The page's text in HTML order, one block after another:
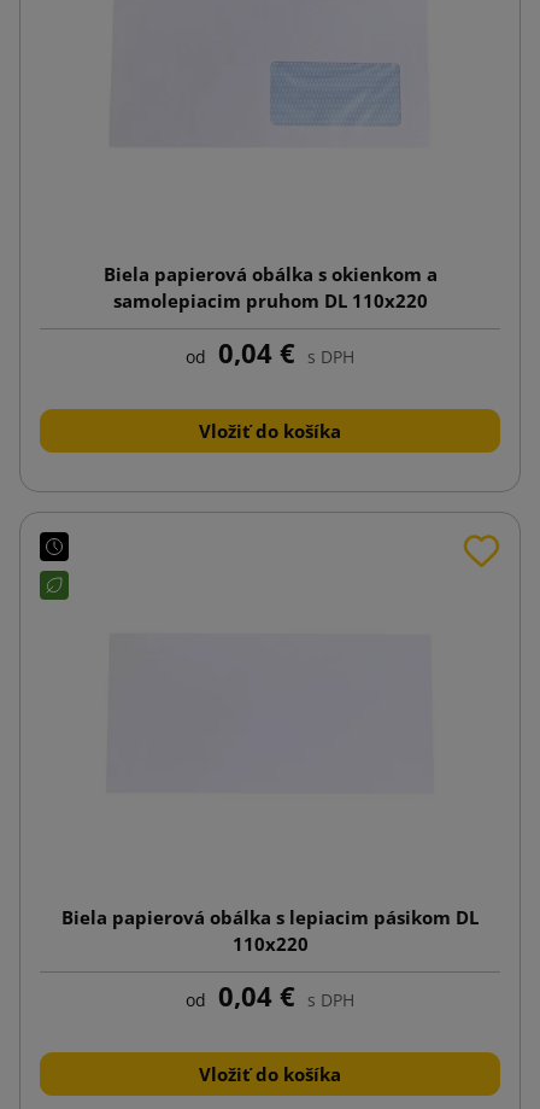
Biela papierová obálka s okienkom a
samolepiacim pruhom DL 110x220
od 0,04 € s DPH
Vložiť do košíka
Biela papierová obálka s lepiacim pásikom DL
110x220
od 0,04 € s DPH
Vložiť do košíka